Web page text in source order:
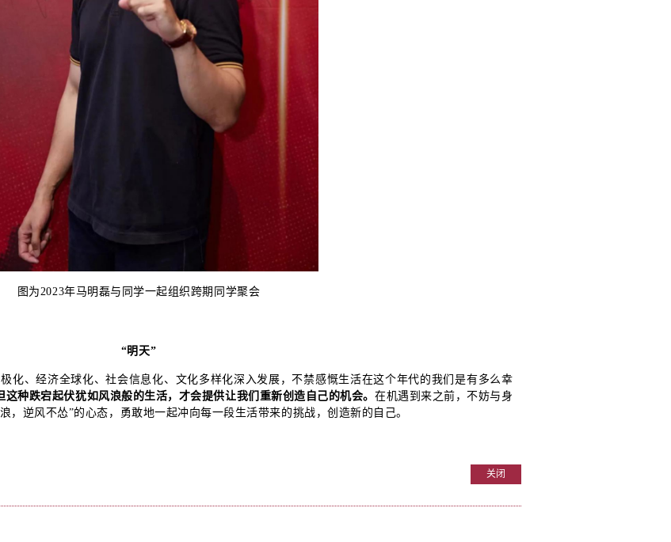
图为2023年马明磊与同学一起组织跨期同学聚会
“明天”
化、经济全球化、社会信息化、文化多样化深入发展，不禁感慨生活在这个年代的我们是有多么幸
这种跌宕起伏犹如风浪般的生活，才会提供让我们重新创造自己的机会。在机遇到来之前，不妨与身
，逆风不怂”的心态，勇敢地一起冲向每一段生活带来的挑战，创造新的自己。
关闭